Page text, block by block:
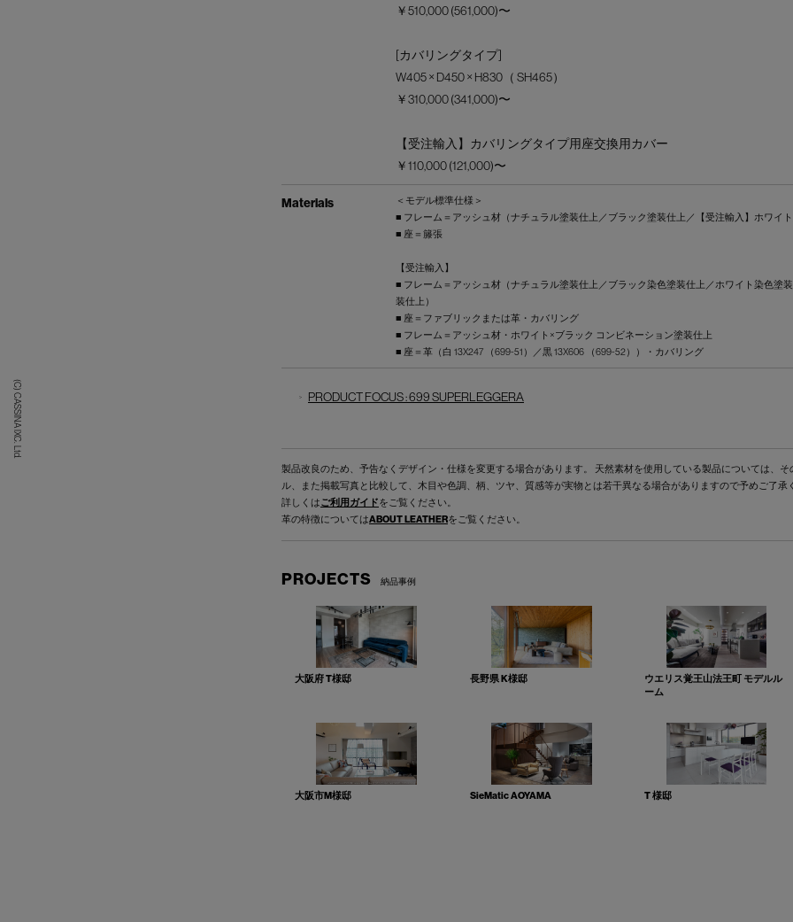
(C) CASSINA IXC. Ltd.
￥510,000 (561,000)〜
[カバリングタイプ]
W405 × D450 × H830（ SH465）
￥310,000 (341,000)〜
【受注輸入】カバリングタイプ用座交換用カバー
￥110,000 (121,000)〜
Materials
＜モデル標準仕様＞
■ フレーム＝アッシュ材（ナチュラル塗装仕上／ブラック塗装仕上／【受注輸入】ホワイト
■ 座＝籐張
【受注輸入】
■ フレーム＝アッシュ材（ナチュラル塗装仕上／ブラック染色塗装仕上／ホワイト染色塗
装仕上）
■ 座＝ファブリックまたは革・カバリング
■ フレーム＝アッシュ材・ホワイト×ブラック コンビネーション塗装仕上
■ 座＝革（白 13X247 （699-51）／黒 13X606 （699-52））・カバリング
PRODUCT FOCUS : 699 SUPERLEGGERA
製品改良のため、予告なくデザイン・仕様を変更する場合があります。 天然素材を使用している製品については、
ル、また掲載写真と比較して、木目や色調、柄、ツヤ、質感等が実物とは若干異なる場合がありますので予めご了承
詳しくはご利用ガイドをご覧ください。
革の特徴についてはABOUT LEATHERをご覧ください。
PROJECTS 納品事例
大阪府 T様邸 長野県 K様邸
ウエリス覚王山法王町 モデルル
ーム
大阪市M様邸 SieMatic AOYAMA T 様邸